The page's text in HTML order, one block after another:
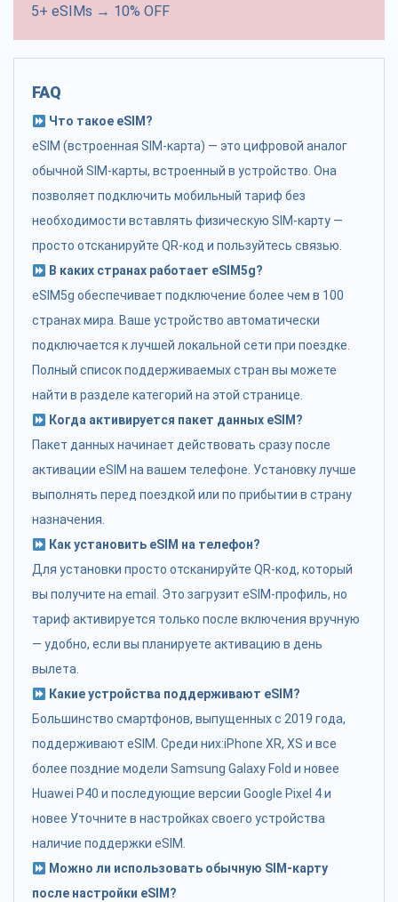
5+ eSIMs → 10% OFF
FAQ
Что такое eSIM?
eSIM (встроенная SIM-карта) — это цифровой аналог
обычной SIM-карты, встроенный в устройство. Она
позволяет подключить мобильный тариф без
необходимости вставлять физическую SIM-карту —
просто отсканируйте QR-код и пользуйтесь связью.
В каких странах работает eSIM5g?
eSIM5g обеспечивает подключение более чем в 100
странах мира. Ваше устройство автоматически
подключается к лучшей локальной сети при поездке.
Полный список поддерживаемых стран вы можете
найти в разделе категорий на этой странице.
Когда активируется пакет данных eSIM?
Пакет данных начинает действовать сразу после
активации eSIM на вашем телефоне. Установку лучше
выполнять перед поездкой или по прибытии в страну
назначения.
Как установить eSIM на телефон?
Для установки просто отсканируйте QR-код, который
вы получите на email. Это загрузит eSIM-профиль, но
тариф активируется только после включения вручную
— удобно, если вы планируете активацию в день
вылета.
Какие устройства поддерживают eSIM?
Большинство смартфонов, выпущенных с 2019 года,
поддерживают eSIM. Среди них:iPhone XR, XS и все
более поздние модели Samsung Galaxy Fold и новее
Huawei P40 и последующие версии Google Pixel 4 и
новее Уточните в настройках своего устройства
наличие поддержки eSIM.
Можно ли использовать обычную SIM-карту
после настройки eSIM?